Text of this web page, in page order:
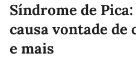
Síndrome de
causa vontade
e mais